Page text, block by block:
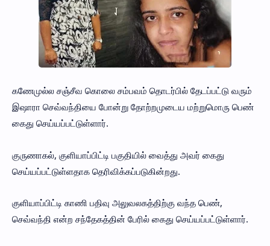
கணேமுல்ல சஞ்சீவ கொலை சம்பவம் தொடர்பில் தேடப்பட்டு வரும்
இஷாரா செவ்வந்தியை போன்று தோற்றமுடைய மற்றுமொரு பெண்
கைது செய்யப்பட்டுள்ளார்.
குருணாகல், குளியாப்பிட்டி பகுதியில் வைத்து அவர் கைது
செய்யப்பட்டுள்ளதாக தெரிவிக்கப்படுகின்றது.
குளியாப்பிட்டி காணி பதிவு அலுவலகத்திற்கு வந்த பெண்,
செவ்வந்தி என்ற சந்தேகத்தின் பேரில் கைது செய்யப்பட்டுள்ளார்.